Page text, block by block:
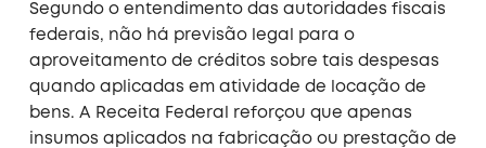
Segundo o entendimento das autoridades fiscais
federais, não há previsão legal para o
aproveitamento de créditos sobre tais despesas
quando aplicadas em atividade de locação de
bens. A Receita Federal reforçou que apenas
insumos aplicados na fabricação ou prestação de